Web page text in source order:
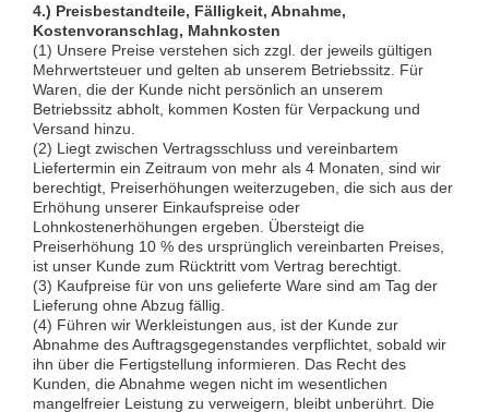
4.) Preisbestandteile, Fälligkeit, Abnahme,
Kostenvoranschlag, Mahnkosten
(1) Unsere Preise verstehen sich zzgl. der jeweils gültigen
Mehrwertsteuer und gelten ab unserem Betriebssitz. Für
Waren, die der Kunde nicht persönlich an unserem
Betriebssitz abholt, kommen Kosten für Verpackung und
Versand hinzu.
(2) Liegt zwischen Vertragsschluss und vereinbartem
Liefertermin ein Zeitraum von mehr als 4 Monaten, sind wir
berechtigt, Preiserhöhungen weiterzugeben, die sich aus der
Erhöhung unserer Einkaufspreise oder
Lohnkostenerhöhungen ergeben. Übersteigt die
Preiserhöhung 10 % des ursprünglich vereinbarten Preises,
ist unser Kunde zum Rücktritt vom Vertrag berechtigt.
(3) Kaufpreise für von uns gelieferte Ware sind am Tag der
Lieferung ohne Abzug fällig.
(4) Führen wir Werkleistungen aus, ist der Kunde zur
Abnahme des Auftragsgegenstandes verpflichtet, sobald wir
ihn über die Fertigstellung informieren. Das Recht des
Kunden, die Abnahme wegen nicht im wesentlichen
mangelfreier Leistung zu verweigern, bleibt unberührt. Die